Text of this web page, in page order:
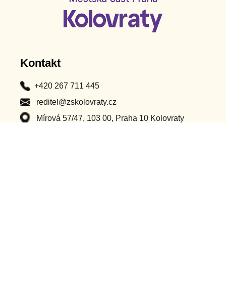
Kontakt
+420 267 711 445
reditel@zskolovraty.cz
Mírová 57/47, 103 00, Praha 10 Kolovraty